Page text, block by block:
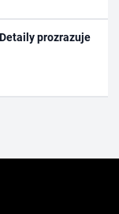
prozrazuje